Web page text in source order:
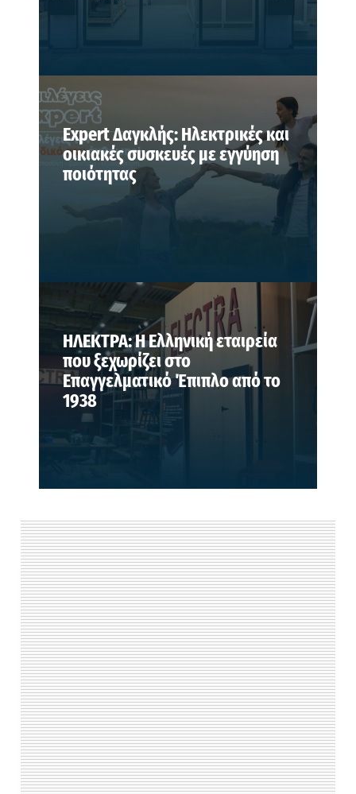
Expert Δαγκλής: Ηλεκτρικές και
οικιακές συσκευές με εγγύηση
ποιότητας
ΗΛΕΚΤΡΑ: Η Ελληνική εταιρεία
που ξεχωρίζει στο
Επαγγελματικό Έπιπλο από το
1938